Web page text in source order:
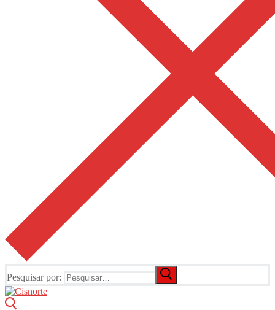
Pesquisar por: